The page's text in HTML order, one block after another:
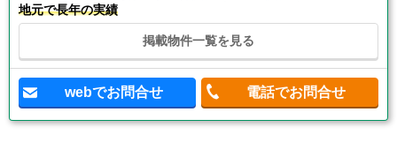
地元で長年の実績
掲載物件一覧を見る
webでお問合せ 電話でお問合せ